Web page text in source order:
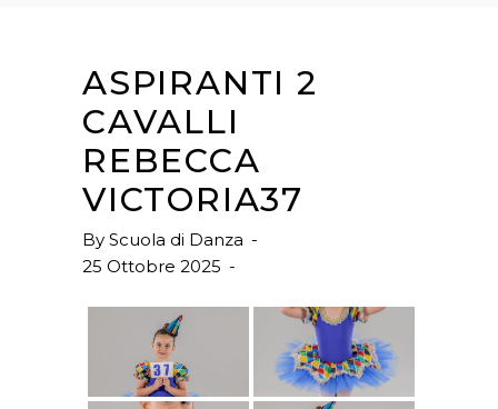
ASPIRANTI 2
CAVALLI
REBECCA
VICTORIA37
By Scuola di Danza
25 Ottobre 2025